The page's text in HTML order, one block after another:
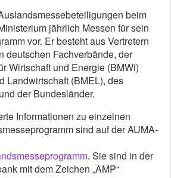
beim
jährlich Messen für sein
vor. Er besteht aus Vertretern
deutschen Fachverbände, der
Wirtschaft und Energie (BMWi)
Landwirtschaft (BMEL), des
der Bundesländer.
Informationen zu einzelnen
sind auf der AUMA-
. Sie sind in der
mit dem Zeichen „AMP“